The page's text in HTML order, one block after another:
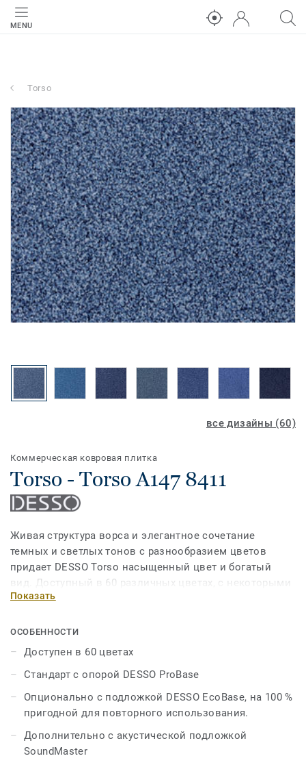
MENU
Torso
все дизайны (60)
Коммерческая ковровая плитка
Torso - Torso A147 8411
Живая структура ворса и элегантное сочетание
темных и светлых тонов с разнообразием цветов
придает DESSO Torso насыщенный цвет и богатый
вид. Доступный в 60 различных цветах, с некоторыми
оттенками, доступными в широком ассортименте,
качеством и надежностью, предлагая напольное
решение, подходящее для любой среды.
Показать
ОСОБЕННОСТИ
Доступен в 60 цветах
Стандарт с опорой DESSO ProBase
Опционально с подложкой DESSO EcoBase, на 100 %
пригодной для повторного использования.
Дополнительно с акустической подложкой
SoundMaster